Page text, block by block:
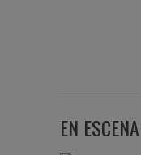
EN ESCENA